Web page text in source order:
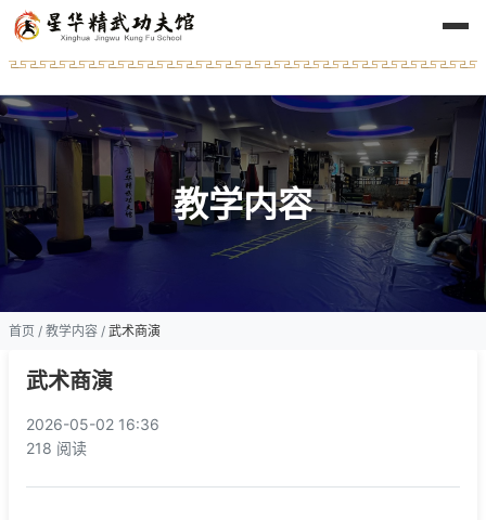
教学内容
首页 / 教学内容 / 武术商演
武术商演
2026-05-02 16:36
218 阅读